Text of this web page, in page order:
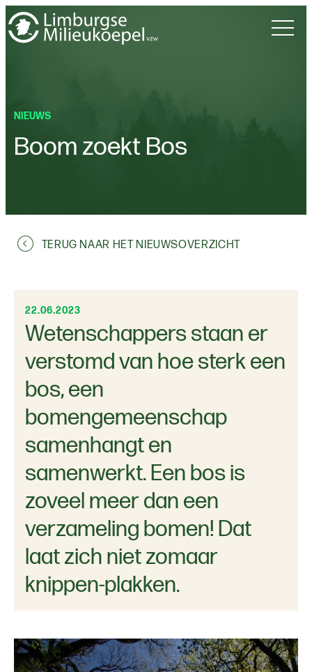
NIEUWS
Boom zoekt Bos
TERUG NAAR HET NIEUWSOVERZICHT
22.06.2023
Wetenschappers staan er
verstomd van hoe sterk een
bos, een
bomengemeenschap
samenhangt en
samenwerkt. Een bos is
zoveel meer dan een
verzameling bomen! Dat
laat zich niet zomaar
knippen-plakken.